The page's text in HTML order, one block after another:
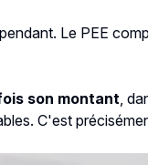
Le PEE
son montant,
C'est